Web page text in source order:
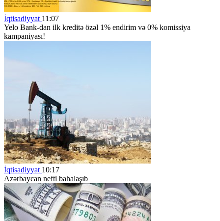
İqtisadiyyat 11:07
Yelo Bank-dan ilk kreditə özəl 1% endirim və 0% komissiya
kampaniyası!
İqtisadiyyat 10:17
Azərbaycan nefti bahalaşıb